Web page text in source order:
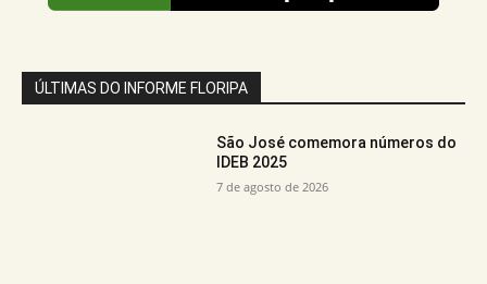
ÚLTIMAS DO INFORME FLORIPA
São José comemora números do
IDEB 2025
7 de agosto de 2026